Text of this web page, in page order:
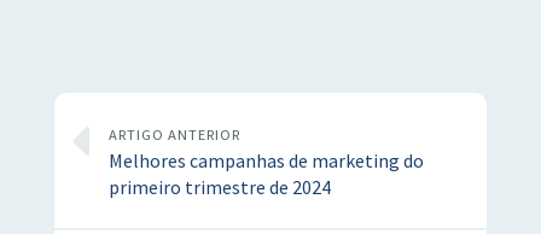
ARTIGO ANTERIOR
Melhores campanhas de marketing do
primeiro trimestre de 2024